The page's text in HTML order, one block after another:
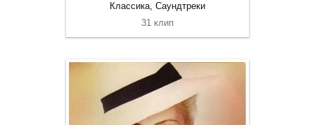
Классика, Саундтреки
31 клип